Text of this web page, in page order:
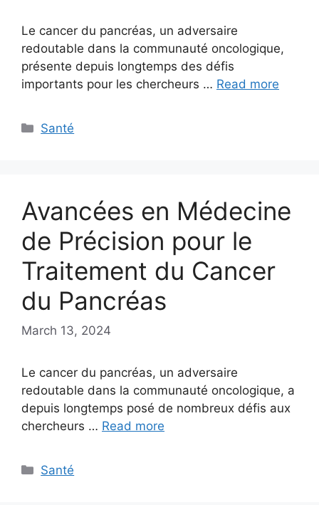
Le cancer du pancréas, un adversaire
redoutable dans la communauté oncologique,
présente depuis longtemps des défis
importants pour les chercheurs … Read more
Categories
Santé
Avancées en Médecine
de Précision pour le
Traitement du Cancer
du Pancréas
March 13, 2024
Le cancer du pancréas, un adversaire
redoutable dans la communauté oncologique, a
depuis longtemps posé de nombreux défis aux
chercheurs … Read more
Categories
Santé